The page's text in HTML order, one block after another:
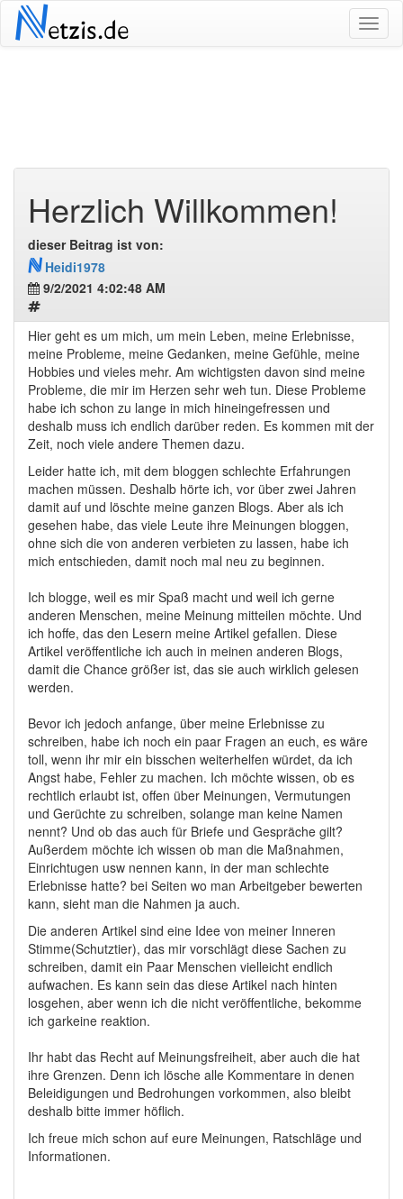
Netzis.de
Herzlich Willkommen!
dieser Beitrag ist von:
N Heidi1978
9/2/2021 4:02:48 AM
Hier geht es um mich, um mein Leben, meine Erlebnisse,
meine Probleme, meine Gedanken, meine Gefühle, meine
Hobbies und vieles mehr. Am wichtigsten davon sind meine
Probleme, die mir im Herzen sehr weh tun. Diese Probleme
habe ich schon zu lange in mich hineingefressen und
deshalb muss ich endlich darüber reden. Es kommen mit der
Zeit, noch viele andere Themen dazu.
Leider hatte ich, mit dem bloggen schlechte Erfahrungen
machen müssen. Deshalb hörte ich, vor über zwei Jahren
damit auf und löschte meine ganzen Blogs. Aber als ich
gesehen habe, das viele Leute ihre Meinungen bloggen,
ohne sich die von anderen verbieten zu lassen, habe ich
mich entschieden, damit noch mal neu zu beginnen.
Ich blogge, weil es mir Spaß macht und weil ich gerne
anderen Menschen, meine Meinung mitteilen möchte. Und
ich hoffe, das den Lesern meine Artikel gefallen. Diese
Artikel veröffentliche ich auch in meinen anderen Blogs,
damit die Chance größer ist, das sie auch wirklich gelesen
werden.
Bevor ich jedoch anfange, über meine Erlebnisse zu
schreiben, habe ich noch ein paar Fragen an euch, es wäre
toll, wenn ihr mir ein bisschen weiterhelfen würdet, da ich
Angst habe, Fehler zu machen. Ich möchte wissen, ob es
rechtlich erlaubt ist, offen über Meinungen, Vermutungen
und Gerüchte zu schreiben, solange man keine Namen
nennt? Und ob das auch für Briefe und Gespräche gilt?
Außerdem möchte ich wissen ob man die Maßnahmen,
Einrichtugen usw nennen kann, in der man schlechte
Erlebnisse hatte? bei Seiten wo man Arbeitgeber bewerten
kann, sieht man die Nahmen ja auch.
Die anderen Artikel sind eine Idee von meiner Inneren
Stimme(Schutztier), das mir vorschlägt diese Sachen zu
schreiben, damit ein Paar Menschen vielleicht endlich
aufwachen. Es kann sein das diese Artikel nach hinten
losgehen, aber wenn ich die nicht veröffentliche, bekomme
ich garkeine reaktion.
Ihr habt das Recht auf Meinungsfreiheit, aber auch die hat
ihre Grenzen. Denn ich lösche alle Kommentare in denen
Beleidigungen und Bedrohungen vorkommen, also bleibt
deshalb bitte immer höflich.
Ich freue mich schon auf eure Meinungen, Ratschläge und
Informationen.